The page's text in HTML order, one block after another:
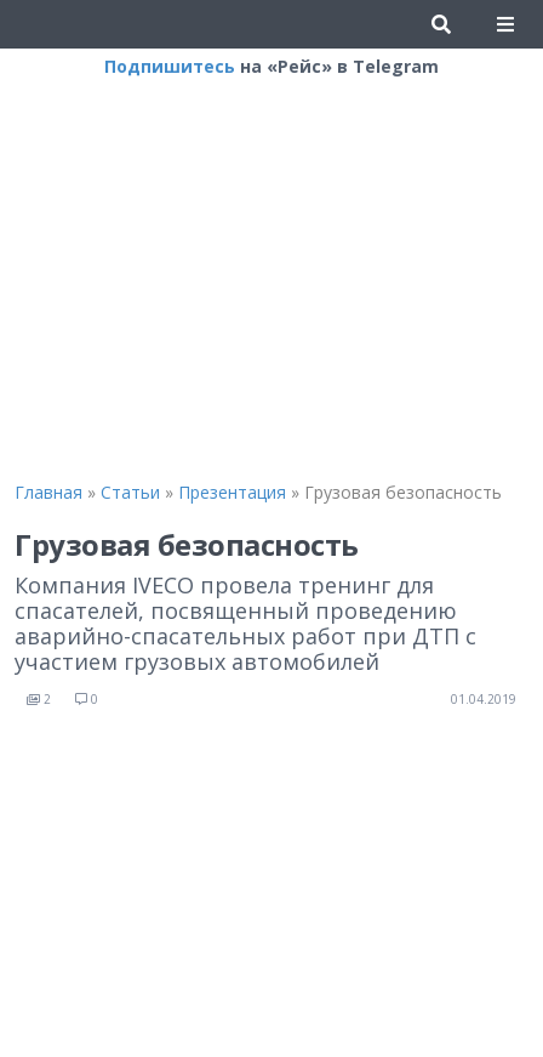
Подпишитесь на «Рейс» в Telegram
Главная » Статьи » Презентация » Грузовая безопасность
Грузовая безопасность
Компания IVECO провела тренинг для
спасателей, посвященный проведению
аварийно-спасательных работ при ДТП с
участием грузовых автомобилей
2 0 01.04.2019